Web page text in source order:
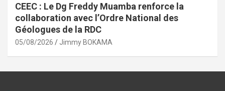
CEEC : Le Dg Freddy Muamba renforce la
collaboration avec l’Ordre National des
Géologues de la RDC
05/08/2026 Jimmy BOKAMA